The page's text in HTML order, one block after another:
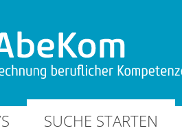
SUCHE STARTEN